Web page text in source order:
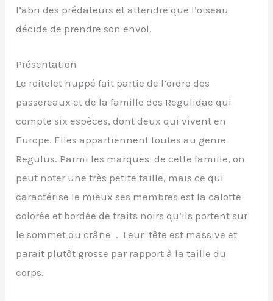
l’abri des prédateurs et attendre que l’oiseau
décide de prendre son envol.
Présentation
Le roitelet huppé fait partie de l’ordre des
passereaux et de la famille des Regulidae qui
compte six espèces, dont deux qui vivent en
Europe. Elles appartiennent toutes au genre
Regulus. Parmi les marques de cette famille, on
peut noter une très petite taille, mais ce qui
caractérise le mieux ses membres est la calotte
colorée et bordée de traits noirs qu’ils portent sur
le sommet du crâne . Leur tête est massive et
parait plutôt grosse par rapport à la taille du
corps.